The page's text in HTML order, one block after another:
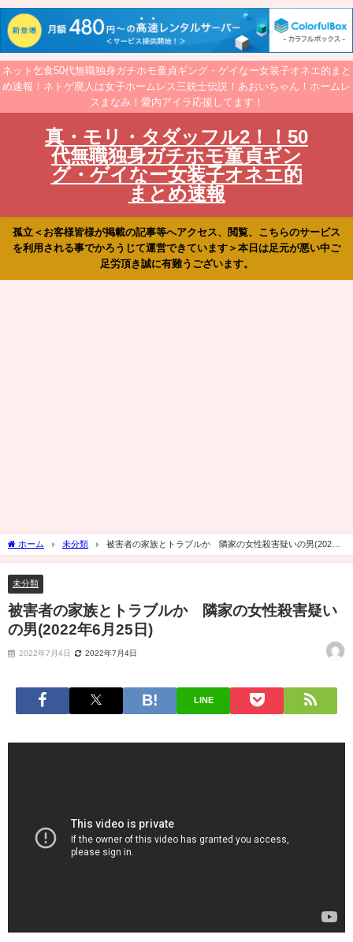
ネット乞食50代無職独身ガチホモ童貞ギング・ゲイなー女装子オネエ的まと
め速報！ネトゲ廃人は女子ホームレス三銃士伝説！あおいちゃん！ホームレ
スまなみ！愛内アイラ応援してます！
真・モリ・タダッフル2！！50
代無職独身ガチホモ童貞ギン
グ・ゲイなー女装子オネエ的
まとめ速報
孤立＜お客様皆様が掲載の記事等へアクセス、閲覧、こちらのサービス
を利用される事でかろうじて運営できています＞本日は足元が悪い中ご
足労頂き誠に有難うございます。
ホーム 未分類
被害者の家族とトラブルか 隣家の女性殺害疑いの男(2022
年6月25日)
未分類
被害者の家族とトラブルか 隣家の女性殺害疑い
の男(2022年6月25日)
2022年7月4日 2022年7月4日
LINE